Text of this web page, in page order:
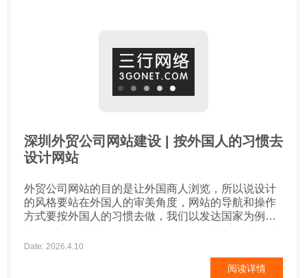
深圳外贸公司网站建设 | 按外国人的习惯去
设计网站
外贸公司网站的目的是让外国商人浏览，所以说设计
的风格要站在外国人的审美角度，网站的导航和操作
方式要按外国人的习惯去做，我们以发达国家为例来
白蓝等浅色为主，白色为底；用不同深度的颜色划分
网站的各个区域。网站整体看上去要简单大方，图文
要有理有据，网站的颜色不要太鲜艳，也不喜欢太多
Date: 2026.4.10
阅读详情